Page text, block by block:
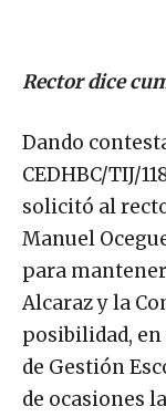
Rector dice
Dando
CEDHBC/TIJ/
solicitó al
Manuel
para
Alcaraz y la
posibilidad,
de Gestión
de ocasiones